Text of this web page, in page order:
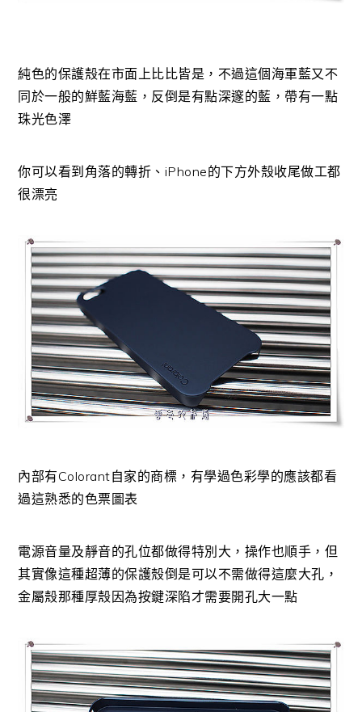
純色的保護殼在市面上比比皆是，不過這個海軍藍又不
同於一般的鮮藍海藍，反倒是有點深邃的藍，帶有一點
珠光色澤
你可以看到角落的轉折、iPhone的下方外殼收尾做工都
很漂亮
內部有Colorant自家的商標，有學過色彩學的應該都看
過這熟悉的色票圖表
電源音量及靜音的孔位都做得特別大，操作也順手，但
其實像這種超薄的保護殼倒是可以不需做得這麼大孔，
金屬殼那種厚殼因為按鍵深陷才需要開孔大一點